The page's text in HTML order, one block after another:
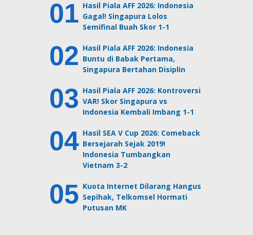
Hasil Piala AFF 2026: Indonesia
Gagal! Singapura Lolos
Semifinal Buah Skor 1-1
Hasil Piala AFF 2026: Indonesia
Buntu di Babak Pertama,
Singapura Bertahan Disiplin
Hasil Piala AFF 2026: Kontroversi
VAR! Skor Singapura vs
Indonesia Kembali Imbang 1-1
Hasil SEA V Cup 2026: Comeback
Bersejarah Sejak 2019!
Indonesia Tumbangkan
Vietnam 3-2
Kuota Internet Dilarang Hangus
Sepihak, Telkomsel Hormati
Putusan MK